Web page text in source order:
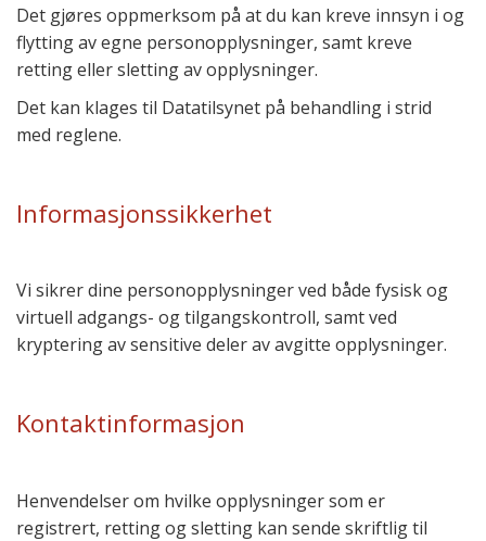
Det gjøres oppmerksom på at du kan kreve innsyn i og
flytting av egne personopplysninger, samt kreve
retting eller sletting av opplysninger.
Det kan klages til Datatilsynet på behandling i strid
med reglene.
Informasjonssikkerhet
Vi sikrer dine personopplysninger ved både fysisk og
virtuell adgangs- og tilgangskontroll, samt ved
kryptering av sensitive deler av avgitte opplysninger.
Kontaktinformasjon
Henvendelser om hvilke opplysninger som er
registrert, retting og sletting kan sende skriftlig til